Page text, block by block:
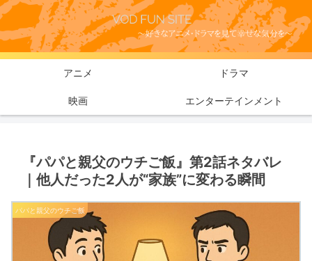
アニメ ドラマ
映画 エンターテインメント
『パパと親父のウチご飯』第2話ネタバレ
｜他人だった2人が“家族”に変わる瞬間
パパと親父のウチご飯